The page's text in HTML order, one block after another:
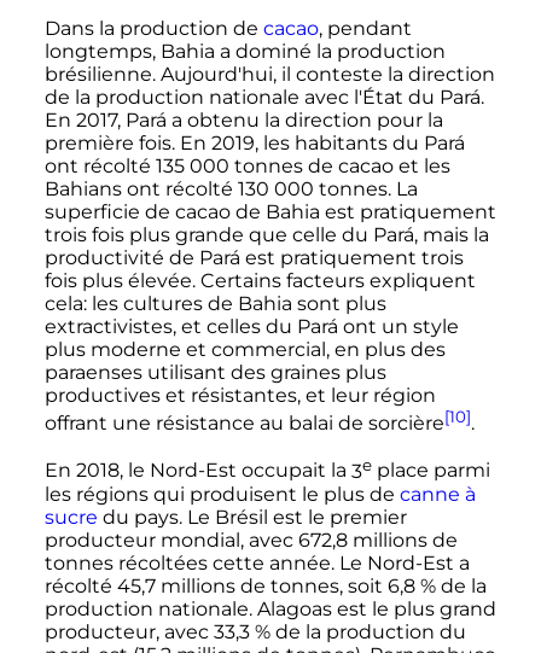
Dans la production de cacao, pendant
longtemps, Bahia a dominé la production
brésilienne. Aujourd'hui, il conteste la direction
de la production nationale avec l'État du Pará.
En 2017, Pará a obtenu la direction pour la
première fois. En 2019, les habitants du Pará
ont récolté 135 000 tonnesde cacao et les
Bahians ont récolté 130 000 tonnes. La
superficie de cacao de Bahia est pratiquement
trois fois plus grande que celle du Pará, mais la
productivité de Pará est pratiquement trois
fois plus élevée. Certains facteurs expliquent
cela: les cultures de Bahia sont plus
extractivistes, et celles du Pará ont un style
plus moderne et commercial, en plus des
paraenses utilisant des graines plus
productives et résistantes, et leur région
offrant une résistance au balai de sorcière[10].
En 2018, le Nord-Est occupait la 3eplace parmi
les régions qui produisent le plus de canne à
sucre du pays. Le Brésil est le premier
producteur mondial, avec 672,8 millionsde
tonnes récoltées cette année. Le Nord-Est a
récolté 45,7 millionsde tonnes, soit 6,8 % de la
production nationale. Alagoas est le plus grand
producteur, avec 33,3 % de la production du